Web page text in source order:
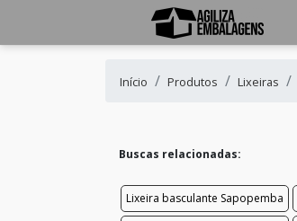
Início Produtos Lixeiras
Buscas relacionadas:
Lixeira basculante Sapopemba